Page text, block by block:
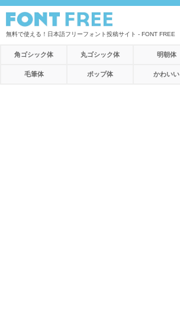
無料で使える！日本語フリーフォント投稿サイト - FONT FREE
角ゴシック体 丸ゴシック体 明朝体
毛筆体 ポップ体 かわいい